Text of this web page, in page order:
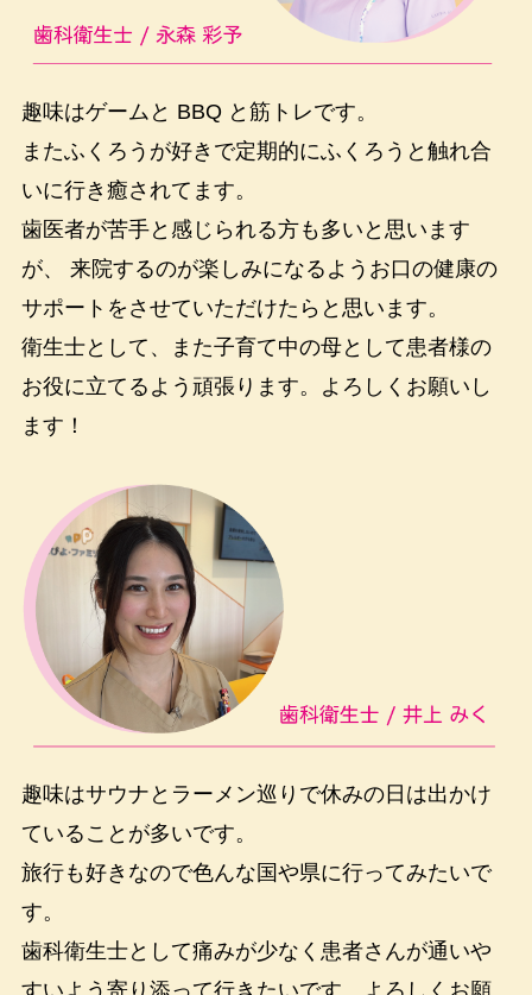
趣味はゲームと BBQ と筋トレです。
またふくろうが好きで定期的にふくろうと触れ合
いに行き癒されてます。
歯医者が苦手と感じられる方も多いと思います
が、 来院するのが楽しみになるようお口の健康の
サポートをさせていただけたらと思います。
衛生士として、また子育て中の母として患者様の
お役に立てるよう頑張ります。よろしくお願いし
ます！
趣味はサウナとラーメン巡りで休みの日は出かけ
ていることが多いです。
旅行も好きなので色んな国や県に行ってみたいで
す。
歯科衛生士として痛みが少なく患者さんが通いや
すいよう寄り添って行きたいです。よろしくお願